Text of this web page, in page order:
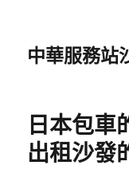
中華服務站
日本包車
出租沙發